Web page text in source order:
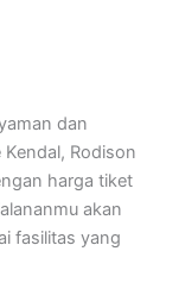
dan
Rodison
harga tiket
akan
fasilitas yang